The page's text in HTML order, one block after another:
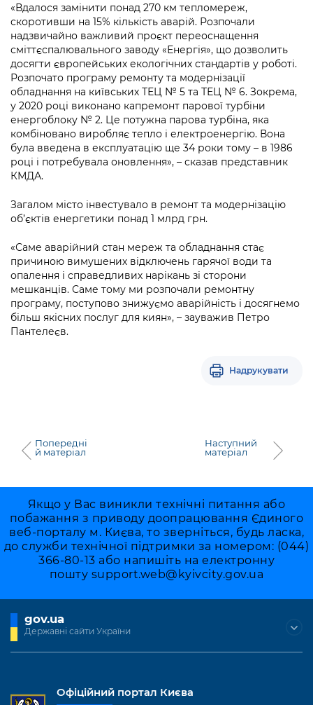
«Вдалося замінити понад 270 км тепломереж,
скоротивши на 15% кількість аварій. Розпочали
надзвичайно важливий проєкт переоснащення
сміттєспалювального заводу «Енергія», що дозволить
досягти європейських екологічних стандартів у роботі.
Розпочато програму ремонту та модернізації
обладнання на київських ТЕЦ № 5 та ТЕЦ № 6. Зокрема,
у 2020 році виконано капремонт парової турбіни
енергоблоку № 2. Це потужна парова турбіна, яка
комбіновано виробляє тепло і електроенергію. Вона
була введена в експлуатацію ще 34 роки тому – в 1986
році і потребувала оновлення», – сказав представник
КМДА.
Загалом місто інвестувало в ремонт та модернізацію
об’єктів енергетики понад 1 млрд грн.
«Саме аварійний стан мереж та обладнання стає
причиною вимушених відключень гарячої води та
опалення і справедливих нарікань зі сторони
мешканців. Саме тому ми розпочали ремонтну
програму, поступово знижуємо аварійність і досягнемо
більш якісних послуг для киян», – зауважив Петро
Пантелеєв.
Надрукувати
Попередні
й матеріал
Наступний
матеріал
Якщо у Вас виникли технічні питання або
побажання з приводу доопрацювання Єдиного
веб-порталу м. Києва, то зверніться, будь ласка,
до служби технічної підтримки за номером: (044)
366-80-13 або напишіть на електронну
пошту support.web@kyivcity.gov.ua
gov.ua
Державні сайти України
Офіційний портал Києва